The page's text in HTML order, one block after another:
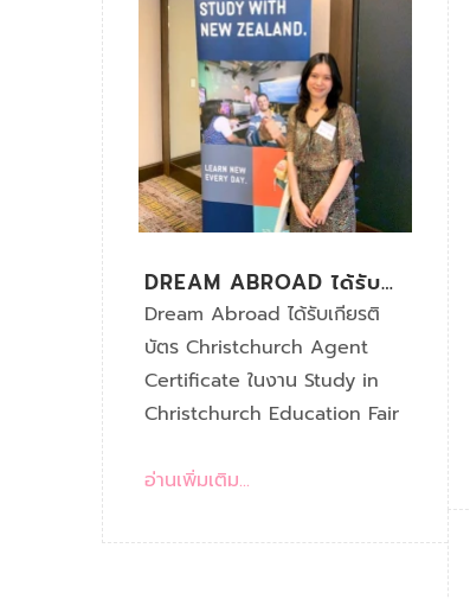
DREAM ABROAD ได้รับ
CHRISTCHURCH AGENT
CERTIFICATE
Dream Abroad ได้รับเกียรติ
บัตร Christchurch Agent
Certificate ในงาน Study in
Christchurch Education Fair
อ่านเพิ่มเติม...